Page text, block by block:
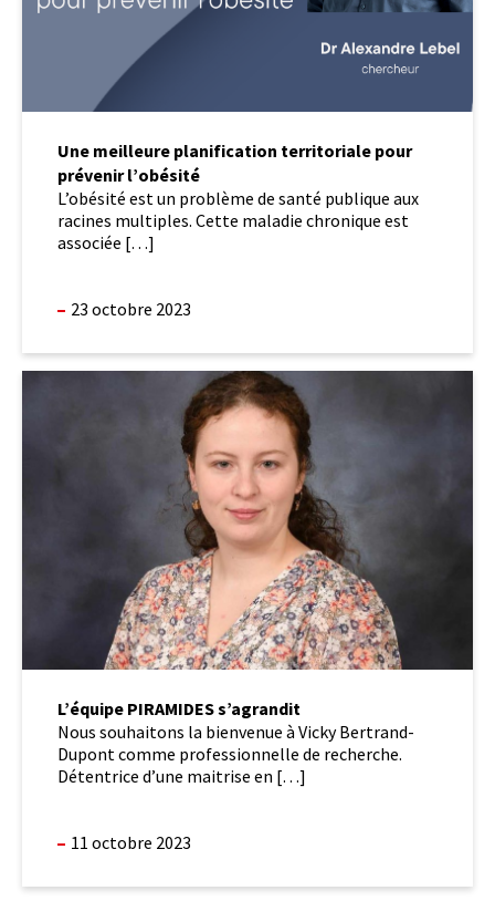
Une meilleure planification territoriale pour
prévenir l’obésité
L’obésité est un problème de santé publique aux
racines multiples. Cette maladie chronique est
associée […]
23 octobre 2023
L’équipe PIRAMIDES s’agrandit
Nous souhaitons la bienvenue à Vicky Bertrand-
Dupont comme professionnelle de recherche.
Détentrice d’une maitrise en […]
11 octobre 2023